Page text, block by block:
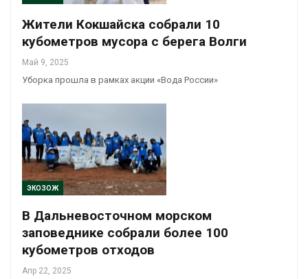
Жители Кокшайска собрали 10
кубометров мусора с берега Волги
Май 9, 2025
Уборка прошла в рамках акции «Вода России»
ЭКОЗОЖ
В Дальневосточном морском
заповеднике собрали более 100
кубометров отходов
Апр 22, 2025